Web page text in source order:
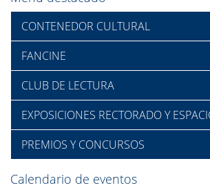
CONTENEDOR CULTURAL
FANCINE
CLUB DE LECTURA
EXPOSICIONES RECTORADO Y
PREMIOS Y CONCURSOS
Calendario de eventos